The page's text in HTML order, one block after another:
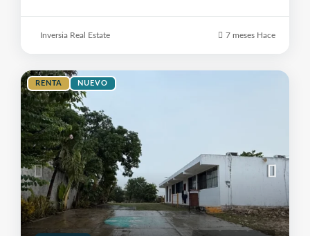
Inversia Real Estate 7 meses Hace
RENTA NUEVO